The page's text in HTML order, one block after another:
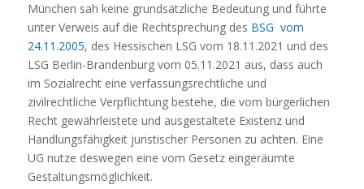
München sah keine grundsätzliche Bedeutung und führte
unter Verweis auf die Rechtsprechung des BSG vom
24.11.2005, des Hessischen LSG vom 18.11.2021 und des
LSG Berlin-Brandenburg vom 05.11.2021 aus, dass auch
im Sozialrecht eine verfassungsrechtliche und
zivilrechtliche Verpflichtung bestehe, die vom bürgerlichen
Recht gewährleistete und ausgestaltete Existenz und
Handlungsfähigkeit juristischer Personen zu achten. Eine
UG nutze deswegen eine vom Gesetz eingeräumte
Gestaltungsmöglichkeit.